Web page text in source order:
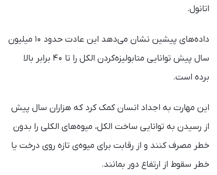
اتانول.
داده‌های پیشین نشان می‌دهد این عادت حدود ۱۰ میلیون
سال پیش توانایی متابولیزه‌کردن الکل را تا ۴۰ برابر بالا
برده است.
این مهارت به اجداد انسان کمک کرد که هزاران سال پیش
از رسیدن به توانایی ساخت الکل، میوه‌های الکلی را بدون
خطر مصرف کنند و از رقابت برای میوه‌ی تازه روی درخت یا
خطر سقوط از ارتفاع دور بمانند.